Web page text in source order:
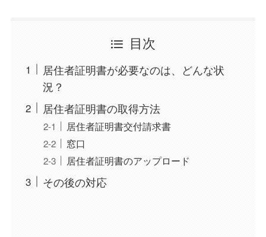
目次
居住者証明書が必要なのは、どんな状
況？
居住者証明書の取得方法
居住者証明書交付請求書
窓口
居住者証明書のアップロード
その後の対応